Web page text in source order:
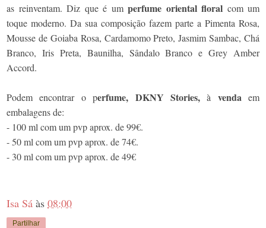
as reinventam. Diz que é umperfume oriental floral com um
toque moderno. Da sua composição fazem parte a Pimenta Rosa,
Mousse de Goiaba Rosa, Cardamomo Preto, Jasmim Sambac, Chá
Branco, Iris Preta, Baunilha, Sândalo Branco e Grey Amber
Accord.
Podem encontrar o perfume, DKNY Stories,à venda em
embalagens de:
- 100 ml com um pvp aprox. de 99€.
- 50 ml com um pvp aprox. de 74€.
- 30 ml com um pvp aprox. de 49€
Isa Sá às 08:00
Partilhar